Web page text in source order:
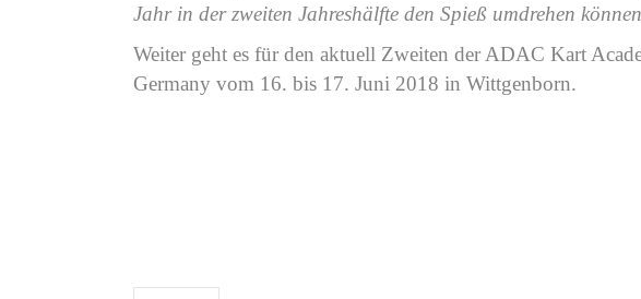
Jahr in der zweiten Jahreshälfte den Spieß umdrehen
Weiter geht es für den aktuell Zweiten der ADAC Kart
Germany vom 16. bis 17. Juni 2018 in Wittgenborn.